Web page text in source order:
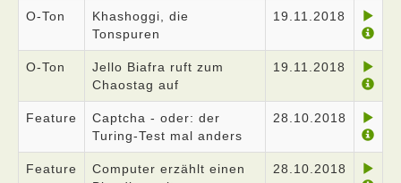
O-Ton
Khashoggi, die
Tonspuren
19.11.2018
O-Ton
Jello Biafra ruft zum
Chaostag auf
19.11.2018
Feature
Captcha - oder: der
Turing-Test mal anders
28.10.2018
Feature
Computer erzählt einen
28.10.2018